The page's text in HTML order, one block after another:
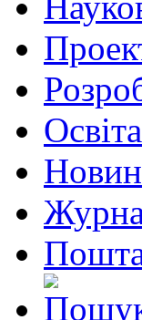
Освіта